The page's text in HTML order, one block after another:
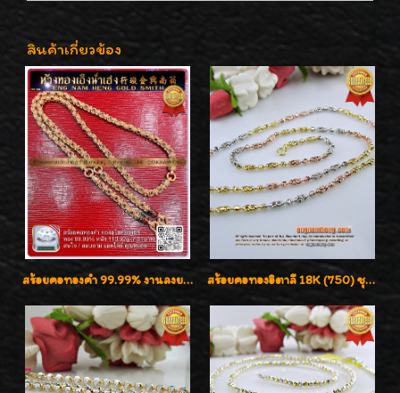
สินค้าเกี่ยวข้อง
สร้อยคอทองคำ 99.99% งานลงยาสุโขทัยแท้ งานช่างทองโบราณ หรูหรา น่าสะสมค่ะ สร้อยคอทองอิตาลี 18K (750) ชุบ 3 สี แกะลายสวยรุ่นใหม่ ลายละเอียดเงาวิบวับค่ะ